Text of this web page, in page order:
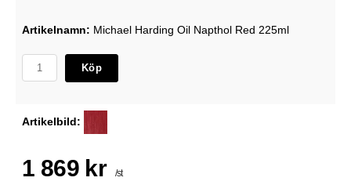
Artikelnamn: Michael Harding Oil Napthol Red 225ml
Köp
Artikelbild:
1 869 kr /st